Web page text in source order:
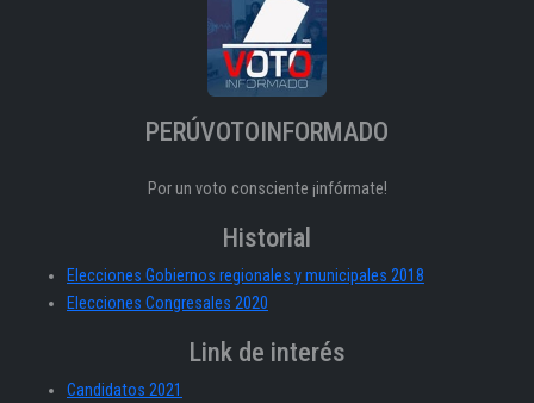
PERÚVOTOINFORMADO
Por un voto consciente ¡infórmate!
Historial
Elecciones Gobiernos regionales y municipales 2018
Elecciones Congresales 2020
Link de interés
Candidatos 2021